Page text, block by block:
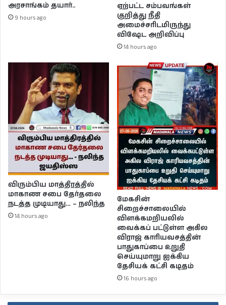
அரசாங்கம் தயார்..
9 hours ago
ஏற்பட்ட சம்பவங்கள்
குறித்து நீதி
அமைச்சரிடமிருந்து
விஷேட அறிவிப்பு
14 hours ago
விரும்பிய மாத்திரத்தில்
மாகாண சபை தேர்தலை
நடத்த முடியாது… – நலிந்த
14 hours ago
மேகசின்
சிறைச்சாலையில்
விளக்கமறியலில்
வைக்கப் பட்டுள்ள அகில
விராஜ் காரியவசத்தின்
பாதுகாப்பை உறுதி
செய்யுமாறு ஐக்கிய
தேசியக் கட்சி கடிதம்
16 hours ago